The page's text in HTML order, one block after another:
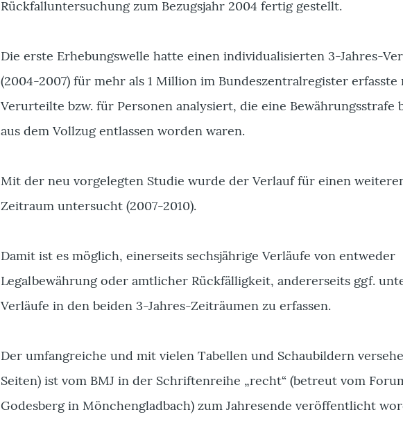
Rückfalluntersuchung zum Bezugsjahr 2004 fertig gestellt.
Die erste Erhebungswelle hatte einen individualisierten 3-Jahres-
(2004-2007) für mehr als 1 Million im Bundeszentralregister
Verurteilte bzw. für Personen analysiert, die eine Bewährungsstrafe
aus dem Vollzug entlassen worden waren.
Mit der neu vorgelegten Studie wurde der Verlauf für einen
Zeitraum untersucht (2007-2010).
Damit ist es möglich, einerseits sechsjährige Verläufe von entweder
Legalbewährung oder amtlicher Rückfälligkeit, andererseits ggf.
Verläufe in den beiden 3-Jahres-Zeiträumen zu erfassen.
Der umfangreiche und mit vielen Tabellen und Schaubildern
Seiten) ist vom BMJ in der Schriftenreihe „recht“ (betreut vom
Godesberg in Mönchengladbach) zum Jahresende veröffentlicht